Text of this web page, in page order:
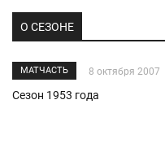
О СЕЗОНЕ
МАТЧАСТЬ 8 октября 2007
Сезон 1953 года